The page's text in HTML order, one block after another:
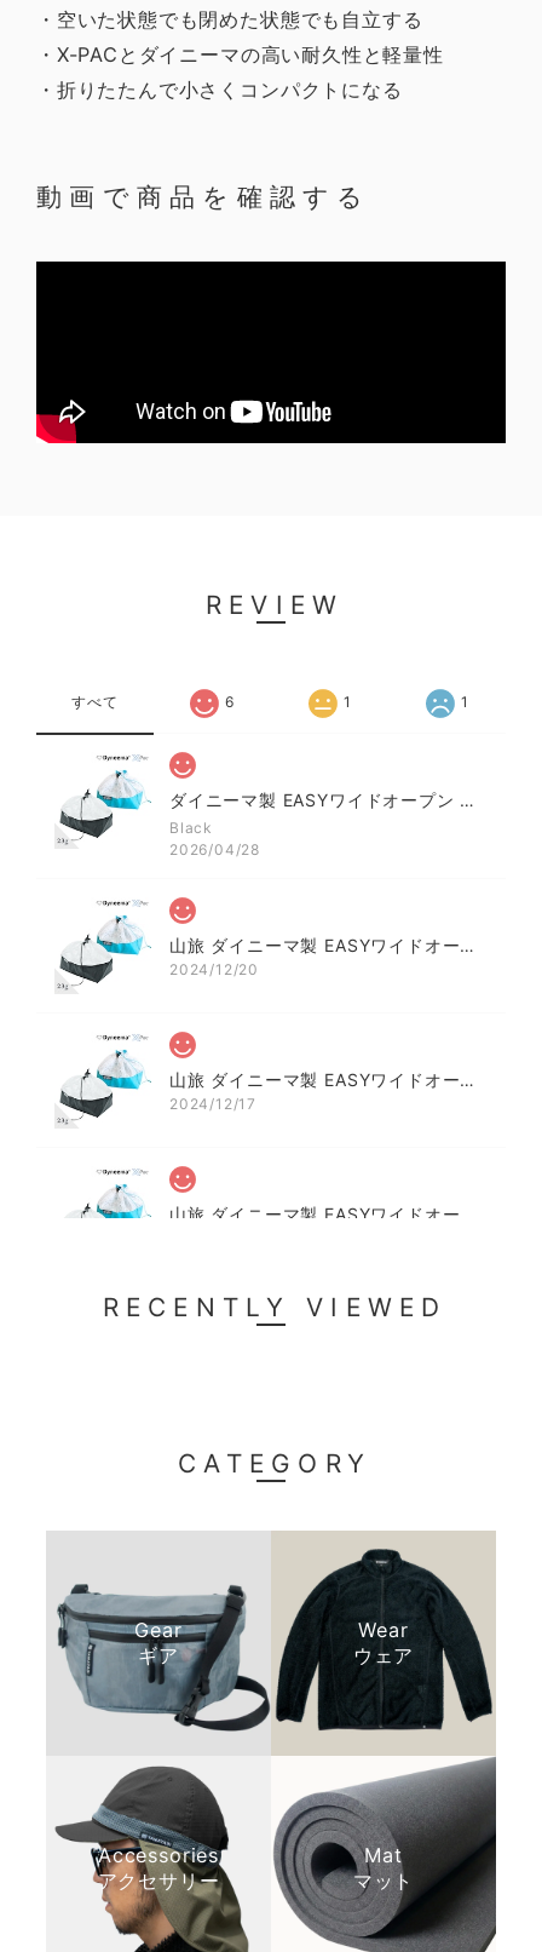
・空いた状態でも閉めた状態でも自立する
・X-PACとダイニーマの高い耐久性と軽量性
・折りたたんで小さくコンパクトになる
動画で商品を確認する
REVIEW
すべて 6 1 1
ダイニーマ製 EASYワイドオープン スタッフサックS（巾着/ケース）
Black
2026/04/28
山旅 ダイニーマ製 EASYワイドオープン スタッフサックS（巾着/ケース）
2024/12/20
山旅 ダイニーマ製 EASYワイドオープン スタッフサックS（巾着/ケース）
2024/12/17
チタンマグ２００cc2個、小皿、行動食ゼリー、コー
ヒーパック、小タオルなどまだまだ入ります。テーブ
山旅 ダイニーマ製 EASYワイドオープン スタッフサックS【巾着/ケース】
2024/05/06
5月1日発送連絡があり6日現在手元に届いておりませ
らで確認してもらえないでしょうか？ よろしくお願
いします。
以前は商品のお届けまでにお時間を頂戴
してしまい、ご不安な思いをさせてしま
ったこともあったかと存じます。ご不便
をおかけし、誠に申し訳ございませんで
RECENTLY VIEWED
CATEGORY
Gear
ギア
Wear
ウェア
Accessories
アクセサリー
Mat
マット